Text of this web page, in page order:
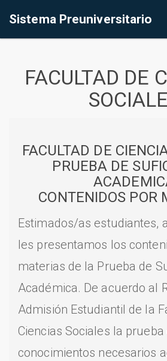
Sistema Preuniversitario
FACULTAD DE
FACULTAD DE
PRUEBA DE
CONTENIDOS POR
Estimados/as estudiantes,
les presentamos los
materias de la Prueba de
Académica. De acuerdo al
Admisión Estudiantil de la
Ciencias Sociales la
conocimientos necesarios